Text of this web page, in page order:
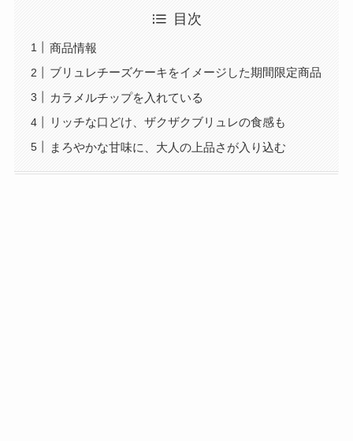
目次
商品情報
ブリュレチーズケーキをイメージした期間限定商品
カラメルチップを入れている
リッチな口どけ、ザクザクブリュレの食感も
まろやかな甘味に、大人の上品さが入り込む